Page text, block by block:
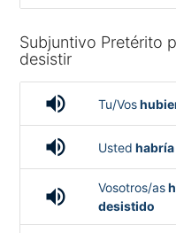
Subjuntivo Pretérito
desistir
volume_up Tu/Vos
volume_up Usted
volume_up Vosotros/as
desistido